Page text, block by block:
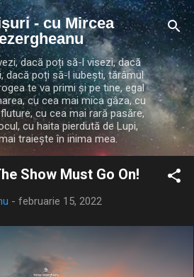
la conținutul principal
- cu Mircea
dacă poți să-l visezi, dacă
dacă poți să-l iubești, tărâmul
te va primi și pe tine, egal
cu cea mai mica gâza, cu
cu cea mai rară pasăre,
cu haita pierdută de Lupi,
traiește în inima mea.
Show Must Go On!
- februarie 15, 2022